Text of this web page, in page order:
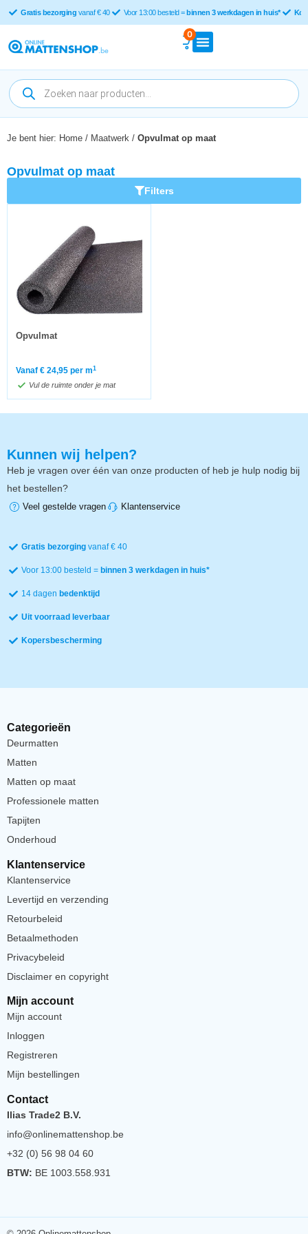
Gratis bezorging vanaf € 40 Voor 13:00 besteld =binnen 3 werkdagen in huis*
0
Je bent hier: Home / Maatwerk / Opvulmat op maat
Opvulmat op maat
Filters
Opvulmat
Vanaf € 24,95 per m1
Vul de ruimte onder je mat
Kunnen wij helpen?
Heb je vragen over één van onze producten of heb je hulp nodig bij
het bestellen?
Veel gestelde vragen Klantenservice
Gratis bezorgingvanaf € 40
Voor 13:00 besteld = binnen 3 werkdagen in huis*
14 dagen bedenktijd
Uit voorraad leverbaar
Kopersbescherming
Categorieën
Deurmatten
Matten
Matten op maat
Professionele matten
Tapijten
Onderhoud
Klantenservice
Klantenservice
Levertijd en verzending
Retourbeleid
Betaalmethoden
Privacybeleid
Disclaimer en copyright
Mijn account
Mijn account
Inloggen
Registreren
Mijn bestellingen
Contact
Ilias Trade2 B.V.
info@onlinemattenshop.be
+32 (0) 56 98 04 60
BTW: BE 1003.558.931